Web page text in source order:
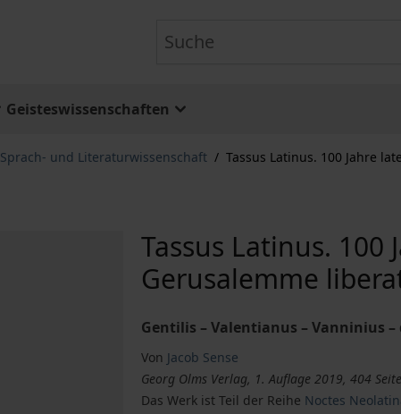
Geisteswissenschaften
Sprach- und Literaturwissenschaft / Tassus Latinus. 100 Jahre
Tassus Latinus.
Gerusalemme
Gentilis – Valentianus – Vanninius –
Von Jacob Sense
Georg Olms Verlag, 1. Auflage 2019, 404
Das Werk ist Teil der Reihe Noctes